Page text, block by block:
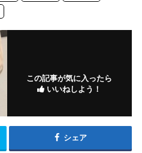
この記事が気に入ったら
いいねしよう！
シェア